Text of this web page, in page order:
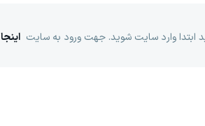
ابتدا وارد سایت شوید. جهت ورود به سایت اینجا